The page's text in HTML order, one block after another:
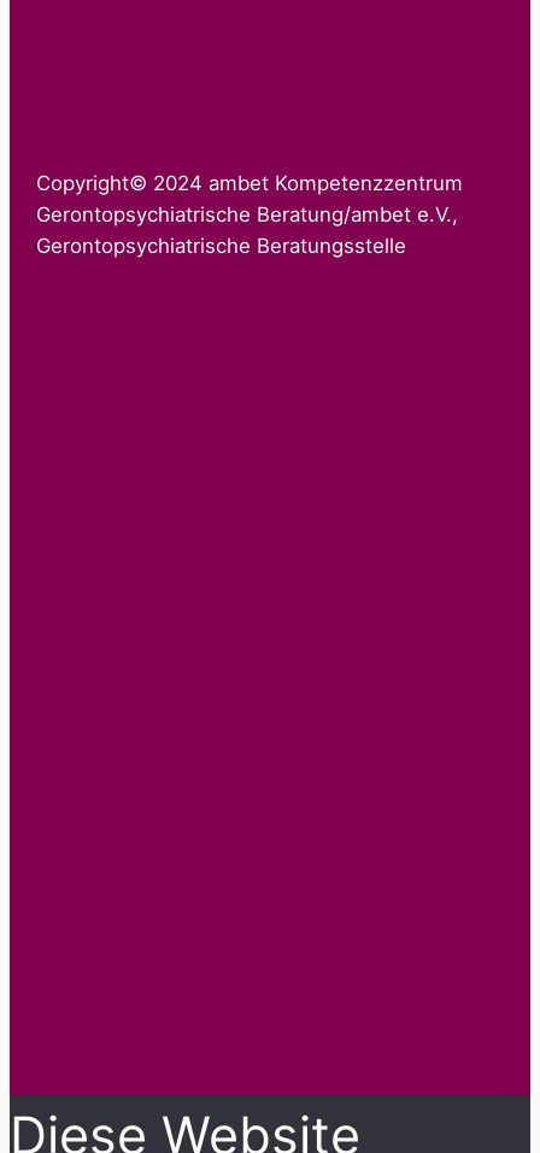
Copyright© 2024 ambet Kompetenzzentrum
Gerontopsychiatrische Beratung/ambet e.V.,
Gerontopsychiatrische Beratungsstelle
Diese Website